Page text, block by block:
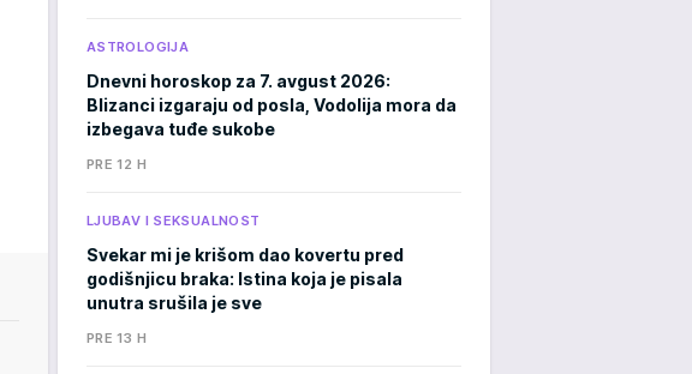
ASTROLOGIJA
Dnevni horoskop za 7. avgust 2026:
Blizanci izgaraju od posla, Vodolija mora da
izbegava tuđe sukobe
PRE 12 H
LJUBAV I SEKSUALNOST
Svekar mi je krišom dao kovertu pred
godišnjicu braka: Istina koja je pisala
unutra srušila je sve
PRE 13 H